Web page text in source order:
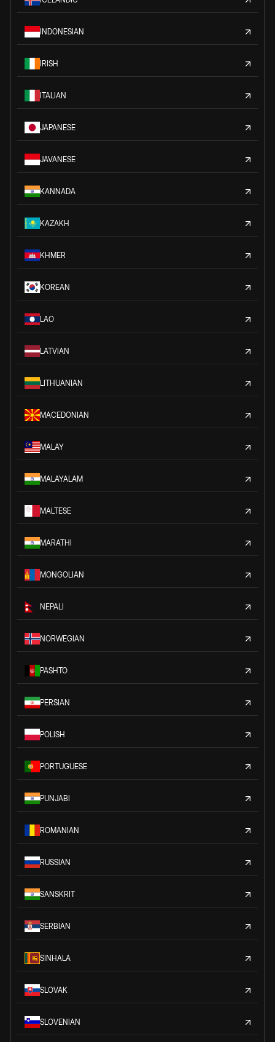
INDONESIAN
IRISH
ITALIAN
JAPANESE
JAVANESE
KANNADA
KAZAKH
KHMER
KOREAN
LAO
LATVIAN
LITHUANIAN
MACEDONIAN
MALAY
MALAYALAM
MALTESE
MARATHI
MONGOLIAN
NEPALI
NORWEGIAN
PASHTO
PERSIAN
POLISH
PORTUGUESE
PUNJABI
ROMANIAN
RUSSIAN
SANSKRIT
SERBIAN
SINHALA
SLOVAK
SLOVENIAN